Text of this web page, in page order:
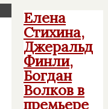
Елена
Стихина,
Джеральд
Финли,
Богдан
Волков в
премьере